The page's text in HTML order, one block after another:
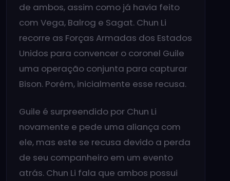
de ambos, assim como já havia feito
com Vega, Balrog e Sagat. Chun Li
recorre as Forças Armadas dos Estados
Unidos para convencer o coronel Guile
uma operação conjunta para capturar
Bison. Porém, inicialmente esse recusa.
Guile é surpreendido por Chun Li
novamente e pede uma aliança com
ele, mas este se recusa devido a perda
de seu companheiro em um evento
atrás. Chun Li fala que ambos possui